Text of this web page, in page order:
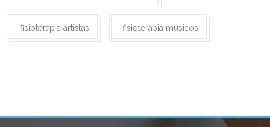
fisioterapia artistas fisioterapia músicos